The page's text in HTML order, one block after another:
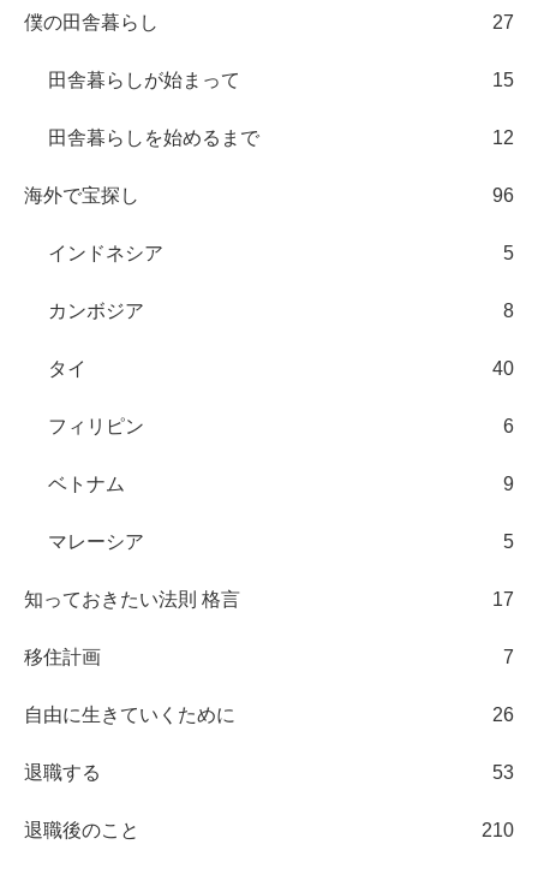
僕の田舎暮らし 27
田舎暮らしが始まって 15
田舎暮らしを始めるまで 12
海外で宝探し 96
インドネシア 5
カンボジア 8
タイ 40
フィリピン 6
ベトナム 9
マレーシア 5
知っておきたい法則 格言 17
移住計画 7
自由に生きていくために 26
退職する 53
退職後のこと 210